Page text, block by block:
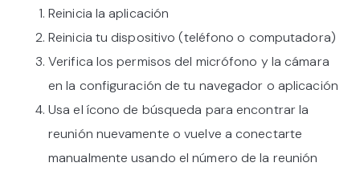
Reinicia la aplicación
Reinicia tu dispositivo (teléfono o computadora)
Verifica los permisos del micrófono y la cámara
en la configuración de tu navegador o aplicación
Usa el ícono de búsqueda para encontrar la
reunión nuevamente o vuelve a conectarte
manualmente usando el número de la reunión